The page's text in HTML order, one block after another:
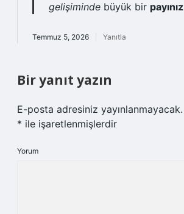
gelişiminde büyük bir payınız
Temmuz 5, 2026 Yanıtla
Bir yanıt yazın
E-posta adresiniz yayınlanmayacak.
* ile işaretlenmişlerdir
Yorum